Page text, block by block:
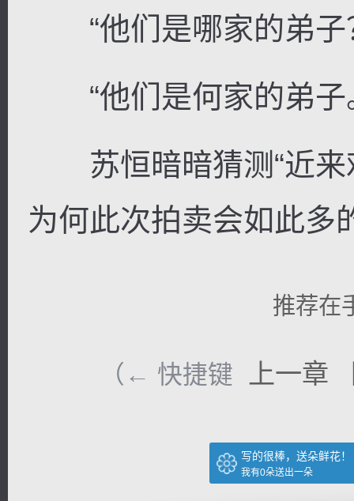
“他们是哪家的弟子
“他们是何家的弟子
苏恒暗暗猜测“近来
为何此次拍卖会如此多
推荐在
（← 快捷键 上一章
写的很棒，送朵鲜花！
我有0朵送出一朵